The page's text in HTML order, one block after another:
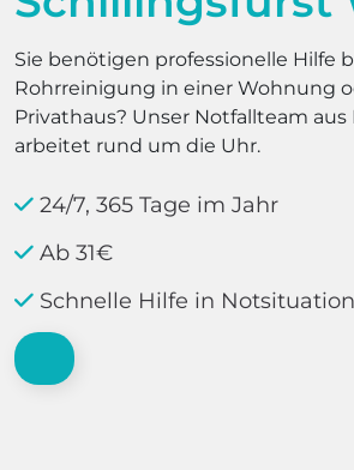
Sie benötigen professionelle Hilfe
Rohrreinigung in einer Wohnung
Privathaus? Unser Notfallteam
arbeitet rund um die Uhr.
24/7, 365 Tage im Jahr
Ab 31€
Schnelle Hilfe in